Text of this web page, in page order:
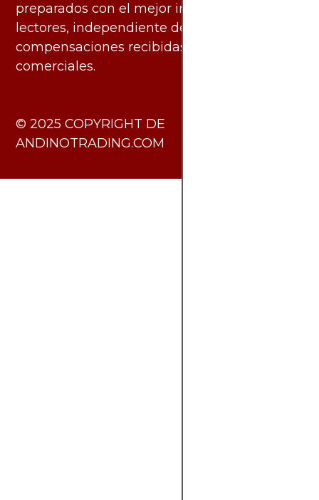
preparados con el mejor interés de los
lectores, independiente de las
compensaciones recibidas de socios
comerciales.
​© 2025 COPYRIGHT DE
ANDINOTRADING.COM